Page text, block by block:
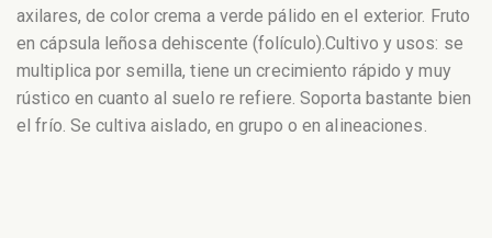
axilares, de color crema a verde pálido en el exterior. Fruto
en cápsula leñosa dehiscente (folículo).Cultivo y usos: se
multiplica por semilla, tiene un crecimiento rápido y muy
rústico en cuanto al suelo re refiere. Soporta bastante bien
el frío. Se cultiva aislado, en grupo o en alineaciones.